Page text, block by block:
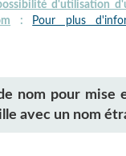
d'utilisation
:
Pour plus
nom pour mise
avec un nom